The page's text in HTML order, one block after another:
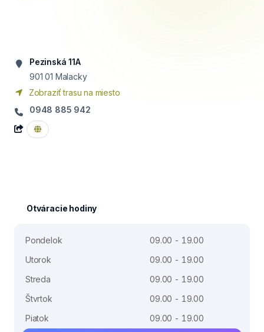
Pezinská 11A
901 01 Malacky
Zobraziť trasu na miesto
0948 885 942
Otváracie hodiny
Pondelok
09.00 - 19.00
Utorok
09.00 - 19.00
Streda
09.00 - 19.00
Štvrtok
09.00 - 19.00
Piatok
09.00 - 19.00